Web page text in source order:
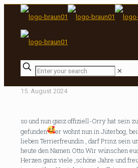
✕
15. August 2024
so und nun ganz offiziell-Orry hat sein
gefunden
er wohnt nun in Jüterbog,
lieben Terrierfreundin , darf Prinz sein
heute den Namen Otto.Wir wünschen
Herzen ganz viele ,schöne Jahre und